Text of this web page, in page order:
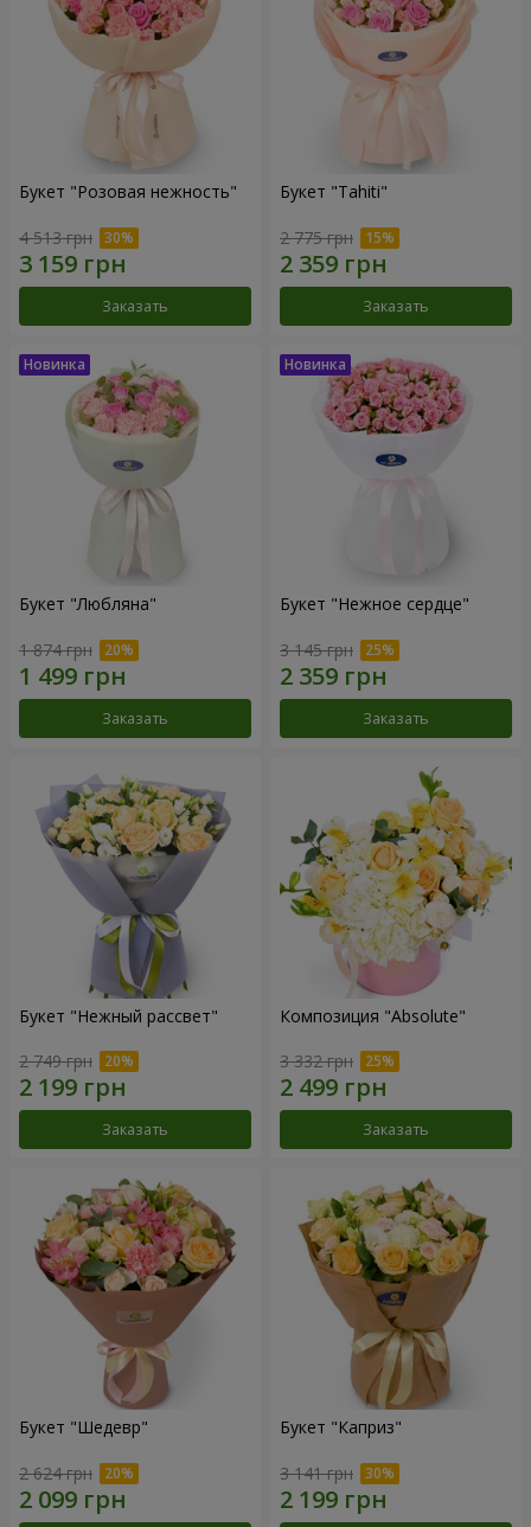
Букет "Розовая нежность"
4 513 грн
Заказать
Букет "Tahiti"
2 775 грн
Заказать
Букет "Любляна"
1 874 грн
Заказать
Букет "Нежное сердце"
3 145 грн
Заказать
Букет "Нежный рассвет"
2 749 грн
Заказать
Композиция "Absolute"
3 332 грн
Заказать
Букет "Шедевр"
2 624 грн
Букет "Каприз"
3 141 грн